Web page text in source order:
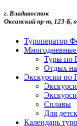
г. Владивосток
Океанский пр-т, 123-Б,
Туроператор
Туры по
Отдых на
Экскурсии по
Сплавы
Для
Календарь